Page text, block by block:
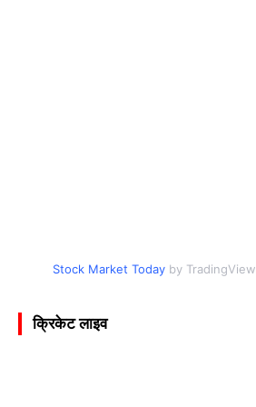
Stock Market Today by TradingView
क्रिकेट लाइव